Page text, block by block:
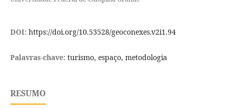
DOI: https://doi.org/10.53528/geoconexes.v2i1.94
Palavras-chave: turismo, espaço, metodologia
RESUMO